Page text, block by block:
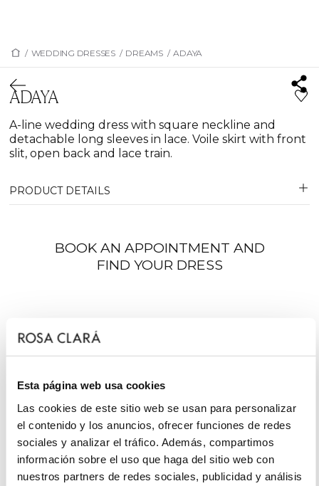
Esta página web usa cookies
Las cookies de este sitio web se usan para personalizar
el contenido y los anuncios, ofrecer funciones de redes
sociales y analizar el tráfico. Además, compartimos
información sobre el uso que haga del sitio web con
nuestros partners de redes sociales, publicidad y análisis
/ WEDDING DRESSES / DREAMS / ADAYA
ADAYA
A-line wedding dress with square neckline and
detachable long sleeves in lace. Voile skirt with front
slit, open back and lace train.
PRODUCT DETAILS
BOOK AN APPOINTMENT AND
FIND YOUR DRESS